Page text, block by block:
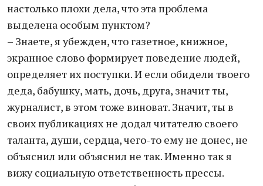
настолько плохи дела, что эта проблема
выделена особым пунктом?
– Знаете, я убежден, что газетное, книжное,
экранное слово формирует поведение людей,
определяет их поступки. И если обидели твоего
деда, бабушку, мать, дочь, друга, значит ты,
журналист, в этом тоже виноват. Значит, ты в
своих публикациях не додал читателю своего
таланта, души, сердца, чего-то ему не донес, не
объяснил или объяснил не так. Именно так я
вижу социальную ответственность прессы.